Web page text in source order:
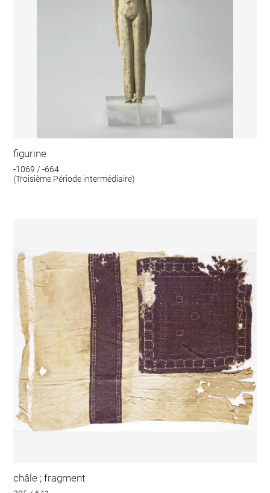
figurine
-1069 / -664
(Troisième Période intermédiaire)
châle ; fragment